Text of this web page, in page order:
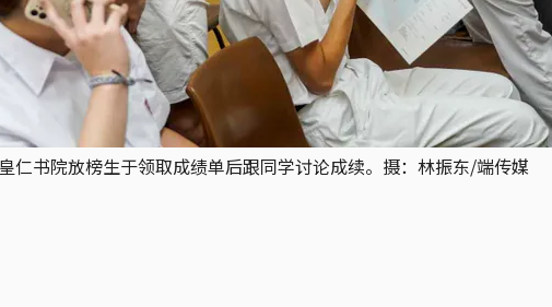
仁书院放榜生于领取成绩单后跟同学讨论成续。摄：林振东/端传媒